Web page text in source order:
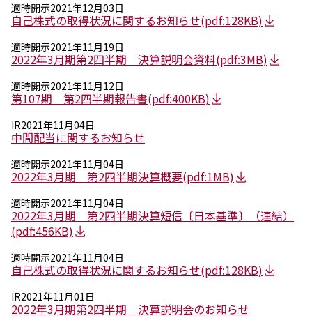
ニュース
2026年
2025年
2023年
2022年
2021年
2020年
2018年
2017年
2016年
2015年
2014年
事業案内
機能化学品事業部
スペシャリティケミカル事業部
ポリマーグローバルアカウント事業部
適時開示2021年12月03日
自己株式の取得状況に関するお知らせ(pdf:128KB)
適時開示2021年11月19日
2022年3月期第2四半期 決算説明会資料(pdf:3MB)
適時開示2021年11月12日
第107期 第2四半期報告書(pdf:400KB)
IR2021年11月04日
中間配当に関するお知らせ
適時開示2021年11月04日
2022年3月期 第2四半期決算概要(pdf:1MB)
適時開示2021年11月04日
2022年3月期 第2四半期決算短信〔日本基準〕（連結）
(pdf:456KB)
適時開示2021年11月04日
自己株式の取得状況に関するお知らせ(pdf:128KB)
IR2021年11月01日
2022年3月期第2四半期 決算説明会のお知らせ